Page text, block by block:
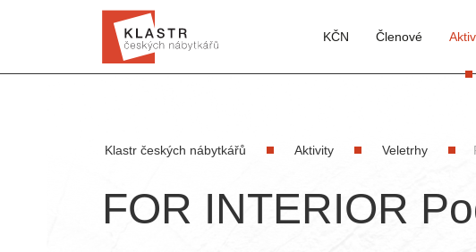
KČN Členové
Klastr českých nábytkářů Aktivity Veletrhy
FOR INTERIOR